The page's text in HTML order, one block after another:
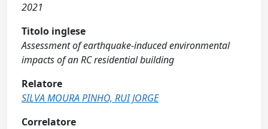
2021
Titolo inglese
Assessment of earthquake-induced environmental
impacts of an RC residential building
Relatore
SILVA MOURA PINHO, RUI JORGE
Correlatore